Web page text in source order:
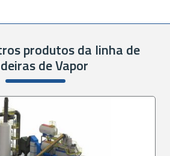
produtos da linha de
de Vapor